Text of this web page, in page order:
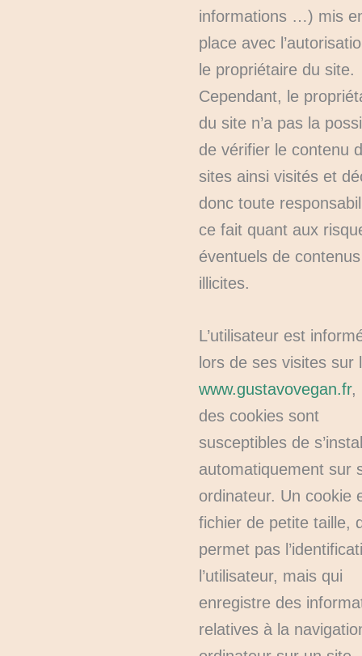
informations …) mis
place avec
le propriétaire du site.
Cependant, le
du site n’a pas la
de vérifier le contenu
sites ainsi visités et
donc toute
ce fait quant aux
éventuels de contenus
illicites.
L’utilisateur est
lors de ses visites sur
www.gustavovegan.fr,
des cookies sont
susceptibles de
automatiquement sur
ordinateur. Un cookie
fichier de petite taille,
permet pas
l’utilisateur, mais qui
enregistre des
relatives à la